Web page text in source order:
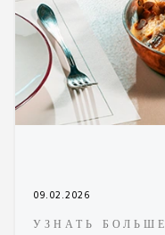
09.02.2026
УЗНАТЬ БОЛЬШЕ